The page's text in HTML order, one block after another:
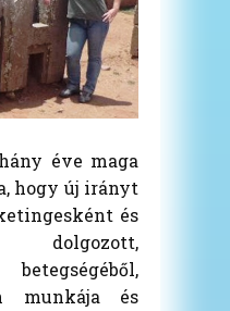
éve maga
hogy új irányt
és
dolgozott,
munkája és